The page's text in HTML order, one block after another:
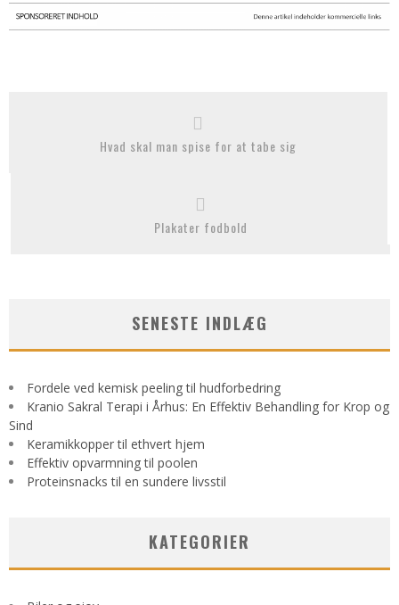
Hvad skal man spise for at tabe sig
Plakater fodbold
SENESTE INDLÆG
Fordele ved kemisk peeling til hudforbedring
Kranio Sakral Terapi i Århus: En Effektiv Behandling for Krop og
Sind
Keramikkopper til ethvert hjem
Effektiv opvarmning til poolen
Proteinsnacks til en sundere livsstil
KATEGORIER